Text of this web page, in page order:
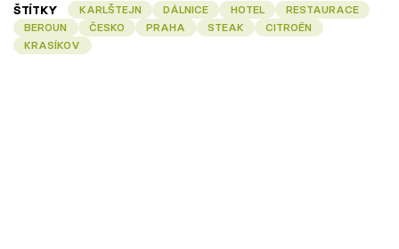
ŠTÍTKY KARLŠTEJN DÁLNICE HOTEL
RESTAURACE
BEROUN
ČESKO PRAHA STEAK
CITROËN
KRASÍKOV